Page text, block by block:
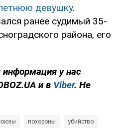
девушку.
ранее судимый 35-
района, его
информация у нас
и в Viber. Не
похороны убийство